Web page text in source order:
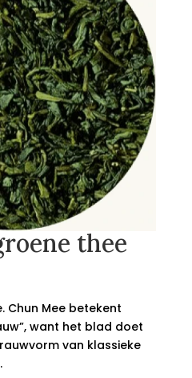
thee
Chun Mee betekent
want het blad doet
van klassieke